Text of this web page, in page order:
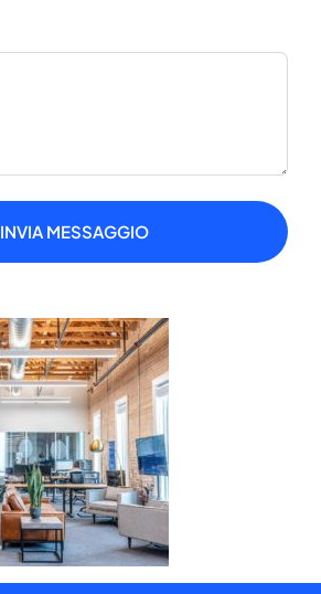
INVIA MESSAGGIO